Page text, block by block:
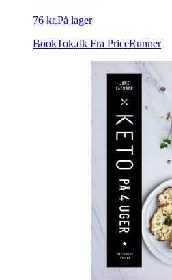
76 kr.På lager
BookTok.dk Fra PriceRunner